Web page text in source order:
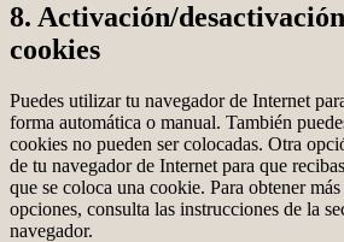
8. Activación/
cookies
Puedes utilizar tu navegador de Internet
forma automática o manual. También
cookies no pueden ser colocadas. Otra
de tu navegador de Internet para que
que se coloca una cookie. Para obtener
opciones, consulta las instrucciones de la
navegador.